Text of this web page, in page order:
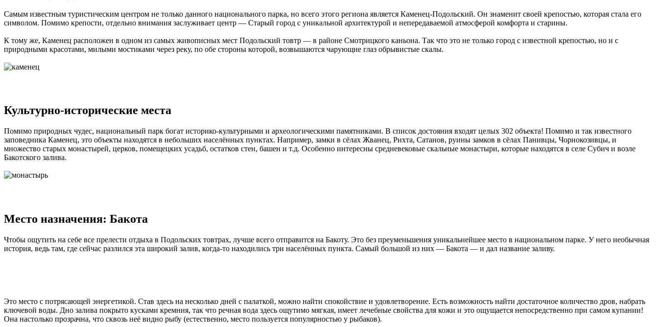
Самым известным туристическим центром не только данного национального парка, но всего этого региона является Каменец-Подольский. Он знаменит своей крепостью, которая стала его
символом. Помимо крепости, отдельно внимания заслуживает центр — Старый город с уникальной архитектурой и непередаваемой атмосферой комфорта и старины.
К тому же, Каменец расположен в одном из самых живописных мест Подольский товтр — в районе Смотрицкого каньона. Так что это не только город с известной крепостью, но и с
природными красотами, милыми мостиками через реку, по обе стороны которой, возвышаются чарующие глаз обрывистые скалы.
Культурно-исторические места
Помимо природных чудес, национальный парк богат историко-культурными и археологическими памятниками. В список достояния входят целых 302 объекта! Помимо и так известного
заповедника Каменец, это объекты находятся в небольших населённых пунктах. Например, замки в сёлах Жванец, Рихта, Сатанов, руины замков в сёлах Панивцы, Чорнокозивцы, и
множество старых монастырей, церков, помещецких усадьб, остатков стен, башен и т.д. Особенно интересны средневековые скальные монастыри, которые находятся в селе Субич и возле
Бакотского залива.
Место назначения: Бакота
Чтобы ощутить на себе все прелести отдыха в Подольских товтрах, лучше всего отправится на Бакоту. Это без преуменьшения уникальнейшее место в национальном парке. У него необычная
история, ведь там, где сейчас разлился эта широкий залив, когда-то находились три населённых пункта. Самый большой из них — Бакота — и дал название заливу.
Это место с потрясающей энергетикой. Став здесь на несколько дней с палаткой, можно найти спокойствие и удовлетворение. Есть возможность найти достаточное количество дров, набрать
ключевой воды. Дно залива покрыто кусками кремния, так что речная вода здесь ощутимо мягкая, имеет лечебные свойства для кожи и это ощущается непосредственно при самом купании!
Она настолько прозрачна, что сквозь неё видно рыбу (естественно, место пользуется популярностью у рыбаков).